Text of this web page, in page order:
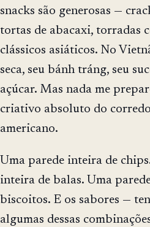
snacks são generosas —
tortas de abacaxi, torradas
clássicos asiáticos. No
seca, seu bánh tráng, seu
açúcar. Mas nada me
criativo absoluto do
americano.
Uma parede inteira de
inteira de balas. Uma
biscoitos. E os sabores —
algumas dessas